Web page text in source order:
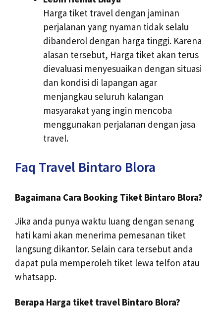
Harga tiket travel dengan jaminan
perjalanan yang nyaman tidak selalu
dibanderol dengan harga tinggi. Karena
alasan tersebut, Harga tiket akan terus
dievaluasi menyesuaikan dengan situasi
dan kondisi di lapangan agar
menjangkau seluruh kalangan
masyarakat yang ingin mencoba
menggunakan perjalanan dengan jasa
travel.
Faq Travel Bintaro Blora
Bagaimana Cara Booking Tiket Bintaro Blora?
Jika anda punya waktu luang dengan senang
hati kami akan menerima pemesanan tiket
langsung dikantor. Selain cara tersebut anda
dapat pula memperoleh tiket lewa telfon atau
whatsapp.
Berapa Harga tiket travel Bintaro Blora?